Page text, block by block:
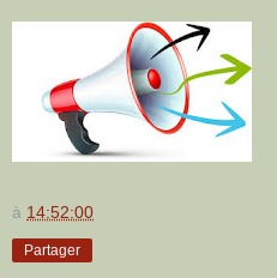
à 14:52:00
Partager